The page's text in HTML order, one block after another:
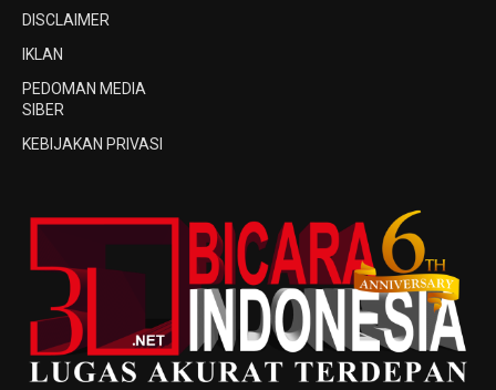
DISCLAIMER
IKLAN
PEDOMAN MEDIA
SIBER
KEBIJAKAN PRIVASI